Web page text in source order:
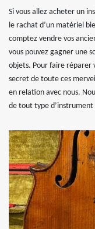
Si vous allez acheter un
le rachat d’un matériel
comptez vendre vos
vous pouvez gagner une
objets. Pour faire réparer
secret de toute ces
en relation avec nous.
de tout type d’instrument